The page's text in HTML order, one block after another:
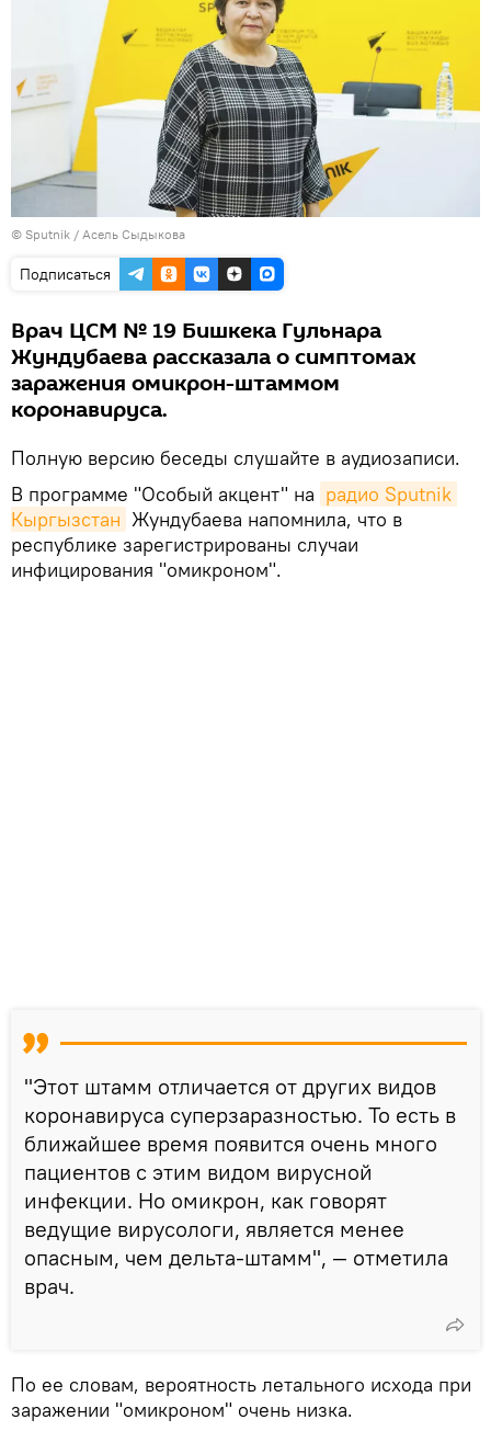
© Sputnik / Асель Сыдыкова
Подписаться
Врач ЦСМ № 19 Бишкека Гульнара
Жундубаева рассказала о симптомах
заражения омикрон-штаммом
коронавируса.
Полную версию беседы слушайте в аудиозаписи.
В программе "Особый акцент" на радио Sputnik
Кыргызстан Жундубаева напомнила, что в
республике зарегистрированы случаи
инфицирования "омикроном".
"Этот штамм отличается от других видов
коронавируса суперзаразностью. То есть в
ближайшее время появится очень много
пациентов с этим видом вирусной
инфекции. Но омикрон, как говорят
ведущие вирусологи, является менее
опасным, чем дельта-штамм", — отметила
врач.
По ее словам, вероятность летального исхода при
заражении "омикроном" очень низка.